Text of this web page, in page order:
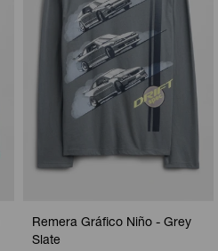
Remera Gráfico Niño - Grey
Slate